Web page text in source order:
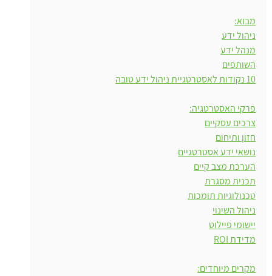
מבוא:
ניהול ידע
מנהל ידע
השותפים
10 נקודות לאסטרטגיית ניהול ידע טובה
פרקי האסטרטגיה:
צרכים עסקיים
חזון ותיחום
נושאי ידע אסטרטגיים
הערכת מצב קיים
תכנית מסגרת
טכנולוגיות תומכות
ניהול השינוי
יישומי פיילוט
מדידת ROI
מקרים מיוחדים: